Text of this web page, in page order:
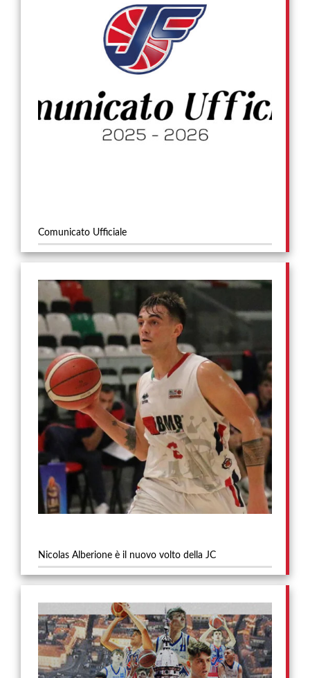
Comunicato Ufficiale
Nicolas Alberione è il nuovo volto della JC